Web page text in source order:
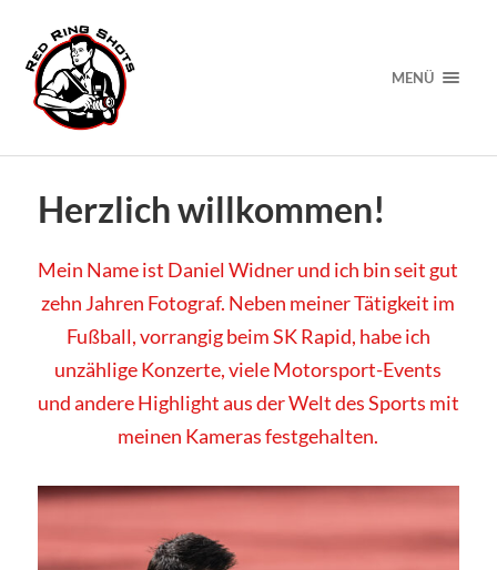
MENÜ
Herzlich willkommen!
Mein Name ist Daniel Widner und ich bin seit gut
zehn Jahren Fotograf. Neben meiner Tätigkeit im
Fußball, vorrangig beim SK Rapid, habe ich
unzählige Konzerte, viele Motorsport-Events
und andere Highlight aus der Welt des Sports mit
meinen Kameras festgehalten.